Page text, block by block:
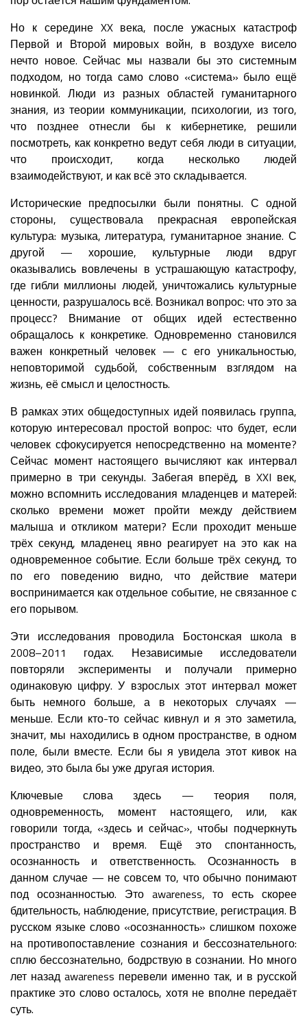
Но к середине XX века, после ужасных катастроф
Первой и Второй мировых войн, в воздухе висело
нечто новое. Сейчас мы назвали бы это системным
подходом, но тогда само слово «система» было ещё
новинкой. Люди из разных областей гуманитарного
знания, из теории коммуникации, психологии, из того,
что позднее отнесли бы к кибернетике, решили
посмотреть, как конкретно ведут себя люди в ситуации,
что происходит, когда несколько людей
взаимодействуют, и как всё это складывается.
Исторические предпосылки были понятны. С одной
стороны, существовала прекрасная европейская
культура: музыка, литература, гуманитарное знание. С
другой — хорошие, культурные люди вдруг
оказывались вовлечены в устрашающую катастрофу,
где гибли миллионы людей, уничтожались культурные
ценности, разрушалось всё. Возникал вопрос: что это за
процесс? Внимание от общих идей естественно
обращалось к конкретике. Одновременно становился
важен конкретный человек — с его уникальностью,
неповторимой судьбой, собственным взглядом на
жизнь, её смысл и целостность.
В рамках этих общедоступных идей появилась группа,
которую интересовал простой вопрос: что будет, если
человек сфокусируется непосредственно на моменте?
Сейчас момент настоящего вычисляют как интервал
примерно в три секунды. Забегая вперёд, в XXI век,
можно вспомнить исследования младенцев и матерей:
сколько времени может пройти между действием
малыша и откликом матери? Если проходит меньше
трёх секунд, младенец явно реагирует на это как на
одновременное событие. Если больше трёх секунд, то
по его поведению видно, что действие матери
воспринимается как отдельное событие, не связанное с
его порывом.
Эти исследования проводила Бостонская школа в
2008–2011 годах. Независимые исследователи
повторяли эксперименты и получали примерно
одинаковую цифру. У взрослых этот интервал может
быть немного больше, а в некоторых случаях —
меньше. Если кто-то сейчас кивнул и я это заметила,
значит, мы находились в одном пространстве, в одном
поле, были вместе. Если бы я увидела этот кивок на
видео, это была бы уже другая история.
Ключевые слова здесь — теория поля,
одновременность, момент настоящего, или, как
говорили тогда, «здесь и сейчас», чтобы подчеркнуть
пространство и время. Ещё это спонтанность,
осознанность и ответственность. Осознанность в
данном случае — не совсем то, что обычно понимают
под осознанностью. Это awareness, то есть скорее
бдительность, наблюдение, присутствие, регистрация. В
русском языке слово «осознанность» слишком похоже
на противопоставление сознания и бессознательного:
сплю бессознательно, бодрствую в сознании. Но много
лет назад awareness перевели именно так, и в русской
практике это слово осталось, хотя не вполне передаёт
суть.